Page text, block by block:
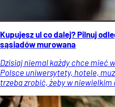
Kupujesz ul co dalej? Pilnuj
sąsiadów murowana
Dzisiaj niemal każdy chce mieć
Polsce uniwersytety, hotele,
trzeba zrobić, żeby w niewielkim